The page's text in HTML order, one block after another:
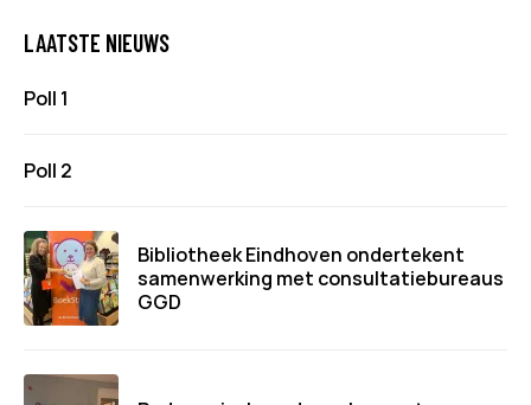
LAATSTE NIEUWS
Poll 1
Poll 2
Bibliotheek Eindhoven ondertekent
samenwerking met consultatiebureaus
GGD